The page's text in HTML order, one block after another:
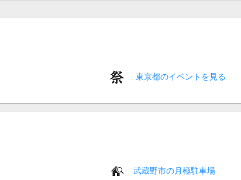
東京都のイベントを見る
武蔵野市の月極駐車場